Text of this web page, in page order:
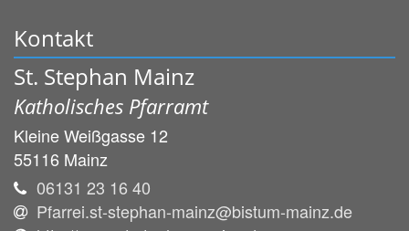
Kontakt
St. Stephan Mainz
Katholisches Pfarramt
Kleine Weißgasse 12
55116 Mainz
06131 23 16 40
Pfarrei.st-stephan-mainz@bistum-mainz.de